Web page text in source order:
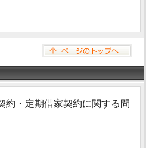
約・定期借家契約に関する問